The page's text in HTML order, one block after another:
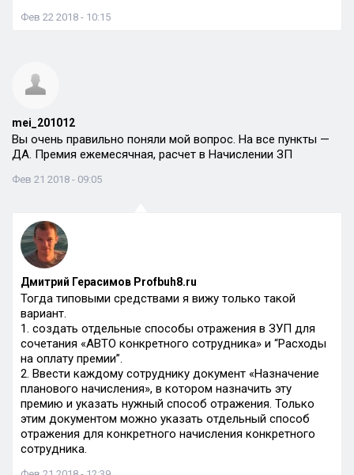
Фев 22 2018 - 10:15
mei_201012
Вы очень правильно поняли мой вопрос. На все пункты —
ДА. Премия ежемесячная, расчет в Начислении ЗП
Фев 21 2018 - 09:05
Дмитрий Герасимов Profbuh8.ru
Тогда типовыми средствами я вижу только такой
вариант.
1. создать отдельные способы отражения в ЗУП для
сочетания «АВТО конкретного сотрудника» и “Расходы
на оплату премии”.
2. Ввести каждому сотруднику документ «Назначение
планового начисления», в котором назначить эту
премию и указать нужный способ отражения. Только
этим документом можно указать отдельный способ
отражения для конкретного начисления конкретного
сотрудника.